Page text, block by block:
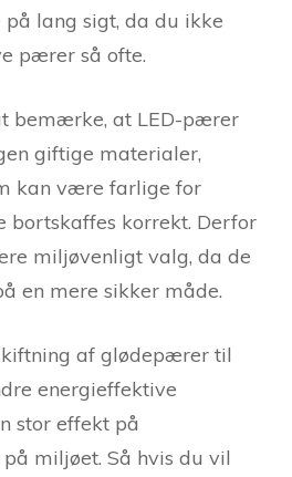
lang sigt, da du ikke
pærer så ofte.
bemærke, at LED-pærer
giftige materialer,
kan være farlige for
bortskaffes korrekt. Derfor
miljøvenligt valg, da de
en mere sikker måde.
af glødepærer til
energieffektive
stor effekt på
miljøet. Så hvis du vil